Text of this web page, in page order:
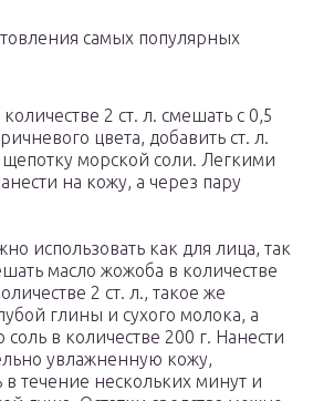
самых популярных
2 ст. л. смешать с 0,5
цвета, добавить ст. л.
морской соли. Легкими
на кожу, а через пару
использовать как для лица, так
масло жожоба в количестве
2 ст. л., такое же
глины и сухого молока, а
в количестве 200 г. Нанести
увлажненную кожу,
в течение нескольких минут и